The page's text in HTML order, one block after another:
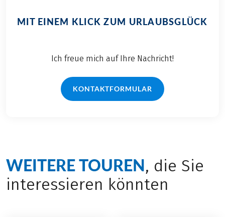
MIT EINEM KLICK ZUM URLAUBSGLÜCK
Ich freue mich auf Ihre Nachricht!
KONTAKTFORMULAR
WEITERE TOUREN, die Sie
interessieren könnten